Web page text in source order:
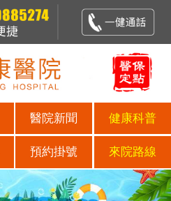
醫院新聞 健康科普
預約掛號 來院路線